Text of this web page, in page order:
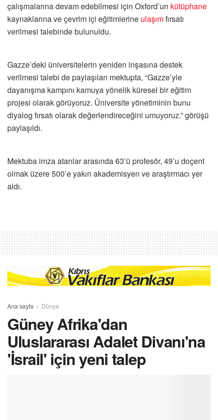
çalışmalarına devam edebilmesi için Oxford’un kütüphane
kaynaklarına ve çevrim içi eğitimlerine ulaşımfırsatı
verilmesi talebinde bulunuldu.
Gazze’deki üniversitelerin yeniden inşasına destek
verilmesi talebi de paylaşılan mektupta, “Gazze’yle
dayanışma kampını kamuya yönelik küresel bir eğitim
projesi olarak görüyoruz. Üniversite yönetiminin bunu
diyalog fırsatı olarak değerlendireceğini umuyoruz.” görüşü
paylaşıldı.
Mektuba imza atanlar arasında 63’ü profesör, 49’u doçent
olmak üzere 500’e yakın akademisyen ve araştırmacı yer
aldı.
Ana sayfa Dünya
Güney Afrika'dan
Uluslararası Adalet Divanı'na
'İsrail' için yeni talep